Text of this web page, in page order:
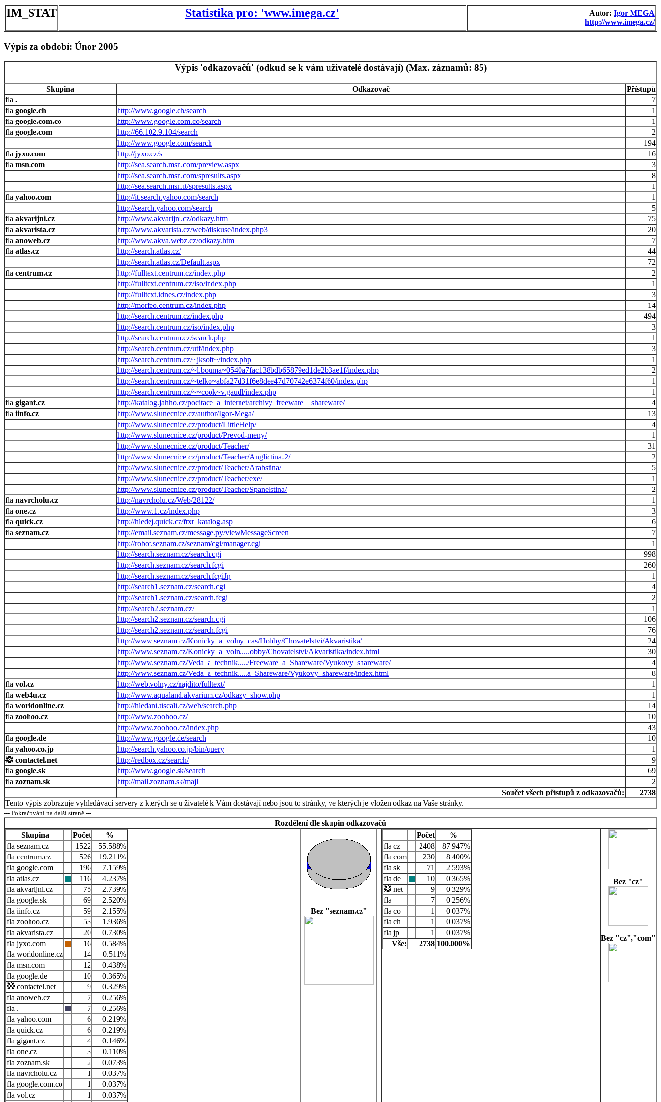
IM_STAT Statistika pro: 'www.imega.cz' Autor: Igor MEGA
http://www.imega.cz/
Výpis za období: Únor 2005
Výpis 'odkazovačů' (odkud se k vám uživatelé dostávají) (Max. záznamů: 85)
Skupina Odkazovač
Přístupů
.
7
google.ch
http://www.google.ch/search
1
google.com.co
http://www.google.com.co/search
1
google.com
http://66.102.9.104/search
2
http://www.google.com/search
194
jyxo.com
http://jyxo.cz/s
16
msn.com
http://sea.search.msn.com/preview.aspx
3
http://sea.search.msn.com/spresults.aspx
8
http://sea.search.msn.it/spresults.aspx
1
yahoo.com
http://it.search.yahoo.com/search
1
http://search.yahoo.com/search
5
akvarijni.cz
http://www.akvarijni.cz/odkazy.htm
75
akvarista.cz
http://www.akvarista.cz/web/diskuse/index.php3
20
anoweb.cz
http://www.akva.webz.cz/odkazy.htm
7
atlas.cz
http://search.atlas.cz/
44
http://search.atlas.cz/Default.aspx
72
centrum.cz
http://fulltext.centrum.cz/index.php
2
http://fulltext.centrum.cz/iso/index.php
1
http://fulltext.idnes.cz/index.php
3
http://morfeo.centrum.cz/index.php
14
http://search.centrum.cz/index.php
494
http://search.centrum.cz/iso/index.php
3
http://search.centrum.cz/search.php
1
http://search.centrum.cz/utf/index.php
3
http://search.centrum.cz/~jksoft~/index.php
1
http://search.centrum.cz/~l.bouma~0540a7fac138bdb65879ed1de2b3ae1f/index.php
2
http://search.centrum.cz/~telko~abfa27d31f6e8dee47d70742e6374f60/index.php
1
http://search.centrum.cz/~~cook~v.gaudl/index.php
1
gigant.cz
http://katalog.jahho.cz/pocitace_a_internet/archivy_freeware__shareware/
4
iinfo.cz
http://www.slunecnice.cz/author/Igor-Mega/
13
http://www.slunecnice.cz/product/LittleHelp/
4
http://www.slunecnice.cz/product/Prevod-meny/
1
http://www.slunecnice.cz/product/Teacher/
31
http://www.slunecnice.cz/product/Teacher/Anglictina-2/
2
http://www.slunecnice.cz/product/Teacher/Arabstina/
5
http://www.slunecnice.cz/product/Teacher/exe/
1
http://www.slunecnice.cz/product/Teacher/Spanelstina/
2
navrcholu.cz
http://navrcholu.cz/Web/28122/
1
one.cz
http://www.1.cz/index.php
3
quick.cz
http://hledej.quick.cz/ftxt_katalog.asp
6
seznam.cz
http://email.seznam.cz/message.py/viewMessageScreen
7
http://robot.seznam.cz/seznam/cgi/manager.cgi
1
http://search.seznam.cz/search.cgi
998
http://search.seznam.cz/search.fcgi
260
http://search.seznam.cz/search.fcgiJȵ
1
http://search1.seznam.cz/search.cgi
4
http://search1.seznam.cz/search.fcgi
2
http://search2.seznam.cz/
1
http://search2.seznam.cz/search.cgi
106
http://search2.seznam.cz/search.fcgi
76
http://www.seznam.cz/Konicky_a_volny_cas/Hobby/Chovatelstvi/Akvaristika/
24
http://www.seznam.cz/Konicky_a_voln.....obby/Chovatelstvi/Akvaristika/index.html
30
http://www.seznam.cz/Veda_a_technik...../Freeware_a_Shareware/Vyukovy_shareware/
4
http://www.seznam.cz/Veda_a_technik.....a_Shareware/Vyukovy_shareware/index.html
8
vol.cz
http://web.volny.cz/najdito/fulltext/
1
web4u.cz
http://www.aqualand.akvarium.cz/odkazy_show.php
1
worldonline.cz
http://hledani.tiscali.cz/web/search.php
14
zoohoo.cz
http://www.zoohoo.cz/
10
http://www.zoohoo.cz/index.php
43
google.de
http://www.google.de/search
10
yahoo.co.jp
http://search.yahoo.co.jp/bin/query
1
contactel.net
http://redbox.cz/search/
9
google.sk
http://www.google.sk/search
69
zoznam.sk
http://mail.zoznam.sk/majl
2
Součet všech přístupů z odkazovačů:
2738
Tento výpis zobrazuje vyhledávací servery z kterých se u živatelé k Vám dostávají nebo jsou to stránky, ve kterých je vložen odkaz na Vaše stránky.
--- Pokračování na další straně ---
Rozdělení dle skupin odkazovačů
Skupina
Počet
%
seznam.cz
1522
55.588%
centrum.cz
526
19.211%
google.com
196
7.159%
atlas.cz
116
4.237%
akvarijni.cz
75
2.739%
google.sk
69
2.520%
iinfo.cz
59
2.155%
zoohoo.cz
53
1.936%
akvarista.cz
20
0.730%
jyxo.com
16
0.584%
worldonline.cz
14
0.511%
msn.com
12
0.438%
google.de
10
0.365%
contactel.net
9
0.329%
anoweb.cz
7
0.256%
.
7
0.256%
yahoo.com
6
0.219%
quick.cz
6
0.219%
gigant.cz
4
0.146%
one.cz
3
0.110%
zoznam.sk
2
0.073%
navrcholu.cz
1
0.037%
google.com.co
1
0.037%
vol.cz
1
0.037%
Bez "seznam.cz"
Počet
%
cz
2408
87.947%
com
230
8.400%
sk
71
2.593%
de
10
0.365%
net
9
0.329%
7
0.256%
co
1
0.037%
ch
1
0.037%
jp
1
0.037%
Vše:
2738 100.000%
Bez "cz"
Bez "cz","com"